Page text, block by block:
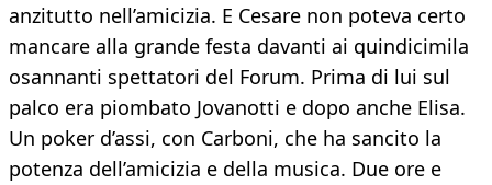
anzitutto nell’amicizia. E Cesare non poteva certo
mancare alla grande festa davanti ai quindicimila
osannanti spettatori del Forum. Prima di lui sul
palco era piombato Jovanotti e dopo anche Elisa.
Un poker d’assi, con Carboni, che ha sancito la
potenza dell’amicizia e della musica. Due ore e